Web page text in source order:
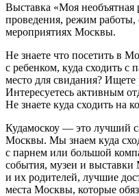
Выставка «Моя необъятная
проведения, режим
мероприятиях Москвы.
Не знаете что посетить в
с ребенком, куда сходить
место для свидания?
Интересуетесь активным
Не знаете куда сходить на
Кудамоскоу — это лучший
Москвы. Мы знаем куда
с парнем или большой
события, музеи и
и их родителей, лучшие
места Москвы, которые